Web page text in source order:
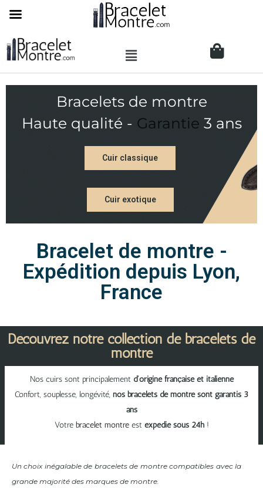
Bracelets de montre
Haute qualité - Garantie 3 ans
Cuir classique
Cuir exotique
Bracelet de montre -
Expédition depuis Lyon,
France
Découvrez notre collection de bracelets de
montre
Nos cuirs sont principalement d’origine française et italienne
Confort, souplesse, longévité, nos bracelets de montre sont garantis 3
ans
Votre bracelet montreest expédié sous 24h!
Un choix inégalable de bracelets de montre compatibles avec la
grande majorité des marques de montre.